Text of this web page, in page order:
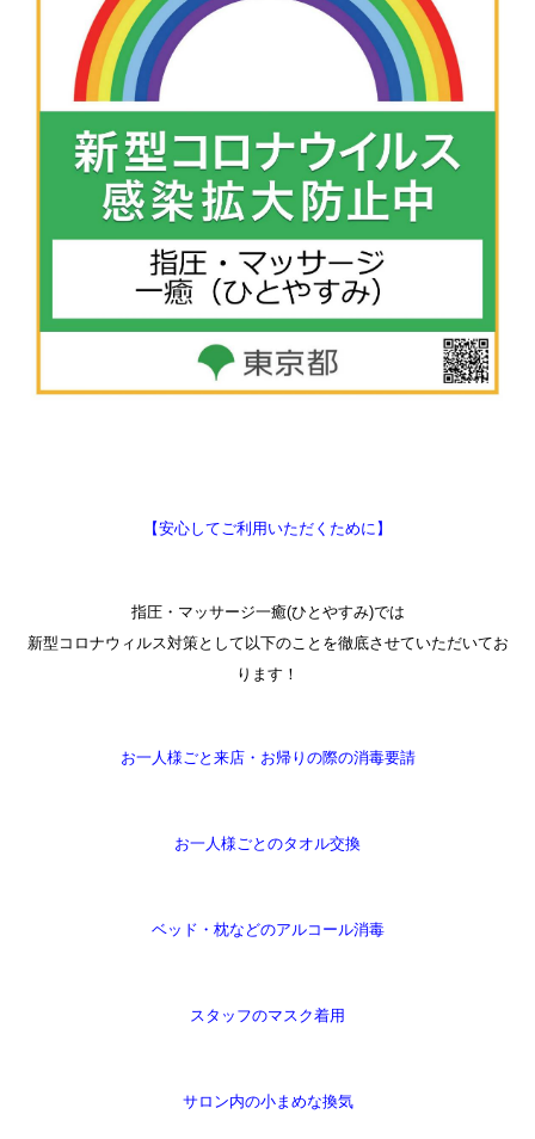
【安心してご利用いただくために】
指圧・マッサージ一癒(ひとやすみ)では
新型コロナウィルス対策として以下のことを徹底させていただいてお
ります！
お一人様ごと来店・お帰りの際の消毒要請
お一人様ごとのタオル交換
ベッド・枕などのアルコール消毒
スタッフのマスク着用
サロン内の小まめな換気